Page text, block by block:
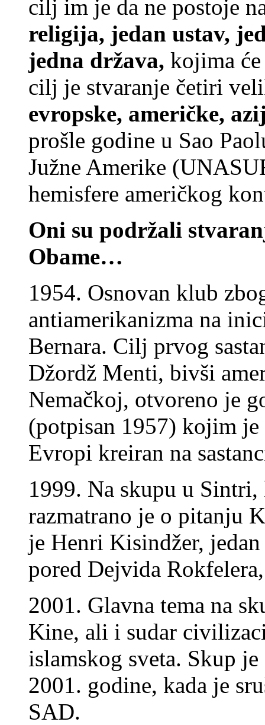
cilj im je da ne postoje
religija, jedan ustav,
jedna država, kojima
cilj je stvaranje četiri
evropske, američke,
prošle godine u Sao
Južne Amerike
hemisfere američkog
Oni su podržali
Obame…
1954. Osnovan klub
antiamerikanizma na
Bernara. Cilj prvog
Džordž Menti, bivši
Nemačkoj, otvoreno je
(potpisan 1957) kojim
Evropi kreiran na
1999. Na skupu u
razmatrano je o pitanju
je Henri Kisindžer,
pored Dejvida
2001. Glavna tema na
Kine, ali i sudar
islamskog sveta. Skup
2001. godine, kada je
SAD.